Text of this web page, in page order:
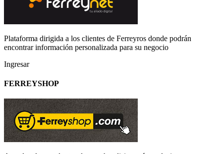
Plataforma dirigida a los clientes de Ferreyros donde podrán
encontrar información personalizada para su negocio
Ingresar
FERREYSHOP